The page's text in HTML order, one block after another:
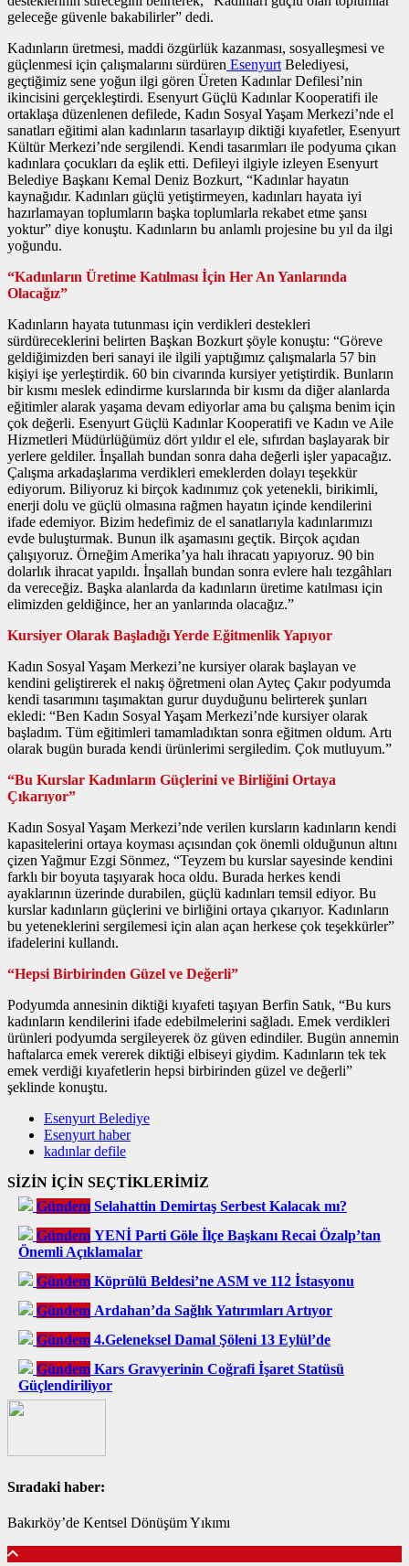
geleceğe güvenle bakabilirler” dedi.
Kadınların üretmesi, maddi özgürlük kazanması, sosyalleşmesi ve
güçlenmesi için çalışmalarını sürdüren Esenyurt Belediyesi,
geçtiğimiz sene yoğun ilgi gören Üreten Kadınlar Defilesi’nin
ikincisini gerçekleştirdi. Esenyurt Güçlü Kadınlar Kooperatifi ile
ortaklaşa düzenlenen defilede, Kadın Sosyal Yaşam Merkezi’nde el
sanatları eğitimi alan kadınların tasarlayıp diktiği kıyafetler, Esenyurt
Kültür Merkezi’nde sergilendi. Kendi tasarımları ile podyuma çıkan
kadınlara çocukları da eşlik etti. Defileyi ilgiyle izleyen Esenyurt
Belediye Başkanı Kemal Deniz Bozkurt, “Kadınlar hayatın
kaynağıdır. Kadınları güçlü yetiştirmeyen, kadınları hayata iyi
hazırlamayan toplumların başka toplumlarla rekabet etme şansı
yoktur” diye konuştu. Kadınların bu anlamlı projesine bu yıl da ilgi
yoğundu.
“Kadınların Üretime Katılması İçin Her An Yanlarında
Olacağız”
Kadınların hayata tutunması için verdikleri destekleri
sürdüreceklerini belirten Başkan Bozkurt şöyle konuştu: “Göreve
geldiğimizden beri sanayi ile ilgili yaptığımız çalışmalarla 57 bin
kişiyi işe yerleştirdik. 60 bin civarında kursiyer yetiştirdik. Bunların
bir kısmı meslek edindirme kurslarında bir kısmı da diğer alanlarda
eğitimler alarak yaşama devam ediyorlar ama bu çalışma benim için
çok değerli. Esenyurt Güçlü Kadınlar Kooperatifi ve Kadın ve Aile
Hizmetleri Müdürlüğümüz dört yıldır el ele, sıfırdan başlayarak bir
yerlere geldiler. İnşallah bundan sonra daha değerli işler yapacağız.
Çalışma arkadaşlarıma verdikleri emeklerden dolayı teşekkür
ediyorum. Biliyoruz ki birçok kadınımız çok yetenekli, birikimli,
enerji dolu ve güçlü olmasına rağmen hayatın içinde kendilerini
ifade edemiyor. Bizim hedefimiz de el sanatlarıyla kadınlarımızı
evde buluşturmak. Bunun ilk aşamasını geçtik. Birçok açıdan
çalışıyoruz. Örneğim Amerika’ya halı ihracatı yapıyoruz. 90 bin
dolarlık ihracat yapıldı. İnşallah bundan sonra evlere halı tezgâhları
da vereceğiz. Başka alanlarda da kadınların üretime katılması için
elimizden geldiğince, her an yanlarında olacağız.”
Kursiyer Olarak Başladığı Yerde Eğitmenlik Yapıyor
Kadın Sosyal Yaşam Merkezi’ne kursiyer olarak başlayan ve
kendini geliştirerek el nakış öğretmeni olan Ayteç Çakır podyumda
kendi tasarımını taşımaktan gurur duyduğunu belirterek şunları
ekledi: “Ben Kadın Sosyal Yaşam Merkezi’nde kursiyer olarak
başladım. Tüm eğitimleri tamamladıktan sonra eğitmen oldum. Artı
olarak bugün burada kendi ürünlerimi sergiledim. Çok mutluyum.”
“Bu Kurslar Kadınların Güçlerini ve Birliğini Ortaya
Çıkarıyor”
Kadın Sosyal Yaşam Merkezi’nde verilen kursların kadınların kendi
kapasitelerini ortaya koyması açısından çok önemli olduğunun altını
çizen Yağmur Ezgi Sönmez, “Teyzem bu kurslar sayesinde kendini
farklı bir boyuta taşıyarak hoca oldu. Burada herkes kendi
ayaklarının üzerinde durabilen, güçlü kadınları temsil ediyor. Bu
kurslar kadınların güçlerini ve birliğini ortaya çıkarıyor. Kadınların
bu yeteneklerini sergilemesi için alan açan herkese çok teşekkürler”
ifadelerini kullandı.
“Hepsi Birbirinden Güzel ve Değerli”
Podyumda annesinin diktiği kıyafeti taşıyan Berfin Satık, “Bu kurs
kadınların kendilerini ifade edebilmelerini sağladı. Emek verdikleri
ürünleri podyumda sergileyerek öz güven edindiler. Bugün annemin
haftalarca emek vererek diktiği elbiseyi giydim. Kadınların tek tek
emek verdiği kıyafetlerin hepsi birbirinden güzel ve değerli”
şeklinde konuştu.
Esenyurt Belediye
Esenyurt haber
kadınlar defile
SİZİN İÇİN SEÇTİKLERİMİZ
Gündem Selahattin Demirtaş Serbest Kalacak mı?
Gündem YENİ Parti Göle İlçe Başkanı Recai Özalp’tan
Önemli Açıklamalar
Gündem Köprülü Beldesi’ne ASM ve 112 İstasyonu
Gündem Ardahan’da Sağlık Yatırımları Artıyor
Gündem 4.Geleneksel Damal Şöleni 13 Eylül’de
Gündem Kars Gravyerinin Coğrafi İşaret Statüsü
Güçlendiriliyor
Sıradaki haber:
Bakırköy’de Kentsel Dönüşüm Yıkımı